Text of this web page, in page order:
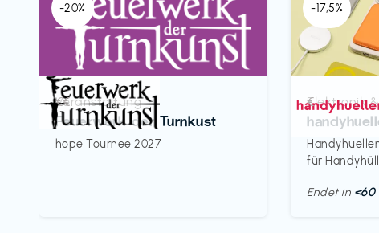
-20%
Veranstaltung
Feuerwerk der Turnkust
hope Tournee 2027
€€‎
-17,5%
Elektronik
für
€‎
Endet in <60